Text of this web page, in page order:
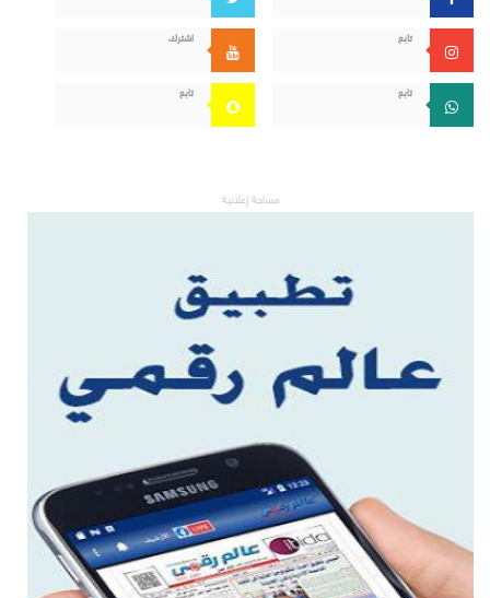
تابع اشترك
تابع تابع
مساحة إعلانية